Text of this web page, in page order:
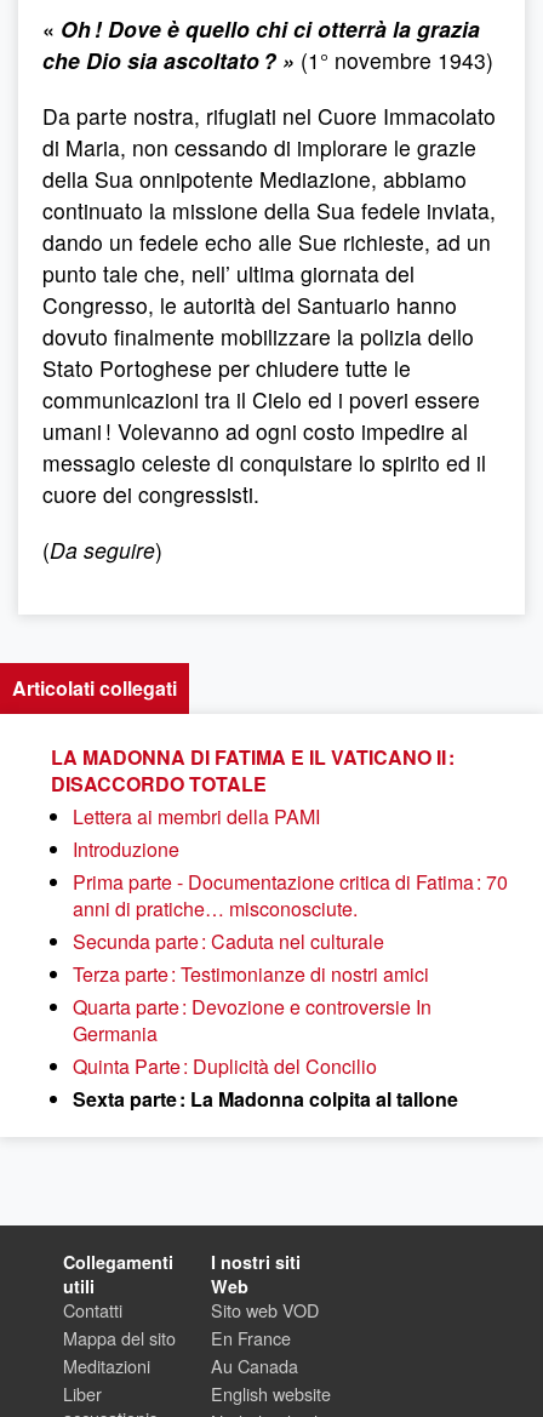
« Oh ! Dove è quello chi ci otterrà la grazia
che Dio sia ascoltato ? » (1° novembre 1943)
Da parte nostra, rifugiati nel Cuore Immacolato
di Maria, non cessando di implorare le grazie
della Sua onnipotente Mediazione, abbiamo
continuato la missione della Sua fedele inviata,
dando un fedele echo alle Sue richieste, ad un
punto tale che, nell’ ultima giornata del
Congresso, le autorità del Santuario hanno
dovuto finalmente mobilizzare la polizia dello
Stato Portoghese per chiudere tutte le
communicazioni tra il Cielo ed i poveri essere
umani ! Volevanno ad ogni costo impedire al
messagio celeste di conquistare lo spirito ed il
cuore dei congressisti.
(Da seguire)
Articolati collegati
LA MADONNA DI FATIMA E IL VATICANO II :
DISACCORDO TOTALE
Lettera ai membri della PAMI
Introduzione
Prima parte - Documentazione critica di Fatima : 70
anni di pratiche… misconosciute.
Secunda parte : Caduta nel culturale
Terza parte : Testimonianze di nostri amici
Quarta parte : Devozione e controversie In
Germania
Quinta Parte : Duplicità del Concilio
Sexta parte : La Madonna colpita al tallone
Collegamenti
utili
Contatti
Mappa del sito
Meditazioni
Liber
I nostri siti
Web
Sito web VOD
En France
Au Canada
English website